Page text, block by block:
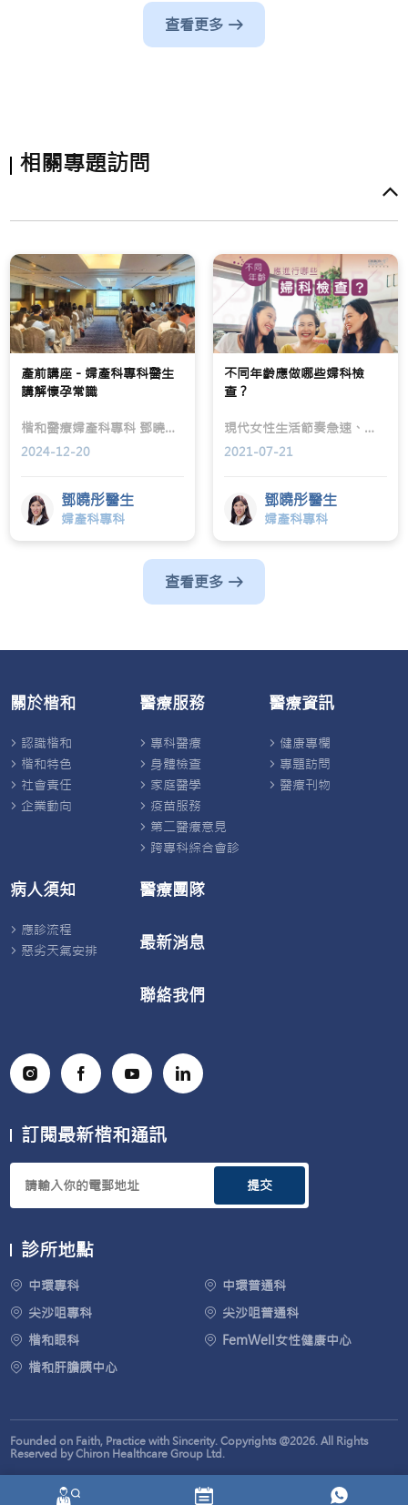
聲波（Anatomy Scan，俗
稱「照結構」）。這是一次
BB 免疫力好，有人則擔心開
刀會留下長長的傷口。
查看更多
相關專題訪問
產前講座 - 婦產科專科醫生
講解懷孕常識
楷和醫療婦產科專科 鄧曉彤醫生 於產前講座中，向眾多準媽媽講解懷孕常識，包括孕婦需要的營養、飲食上的禁忌、常見孕期的不適、分娩徵兆、剖腹產和順產的分別及好處、產前產後情緒健康等，在座的準媽媽和爸爸都獲益良多！
2024-12-20
鄧曉彤醫生
婦產科專科
不同年齡應做哪些婦科檢
查？
現代女性生活節奏急速、壓力大，易有各式各樣健康問題；臨近母親節，當然要關注媽媽的健康狀況！媽媽為家庭辛勞付出大半生，她們漸漸步入老年，身體或多或少出現病痛，作為子女應留意哪些徵狀、帶她們做哪些檢查呢？
2021-07-21
鄧曉彤醫生
婦產科專科
查看更多
關於楷和
認識楷和
楷和特色
社會責任
企業動向
醫療服務
專科醫療
身體檢查
家庭醫學
疫苗服務
第二醫療意見
跨專科綜合會診
醫療資訊
健康專欄
專題訪問
醫療刊物
病人須知
應診流程
惡劣天氣安排
醫療團隊
最新消息
聯絡我們
訂閱最新楷和通訊
提交
診所地點
中環專科
中環普通科
尖沙咀專科
尖沙咀普通科
楷和眼科
FemWell女性健康中心
楷和肝膽胰中心
Founded on Faith, Practice with Sincerity. Copyrights @2026. All Rights
Reserved by Chiron Healthcare Group Ltd.